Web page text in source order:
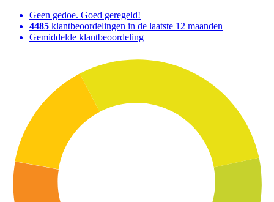
Geen gedoe. Goed geregeld!
4485 klantbeoordelingen in de laatste 12 maanden
Gemiddelde klantbeoordeling